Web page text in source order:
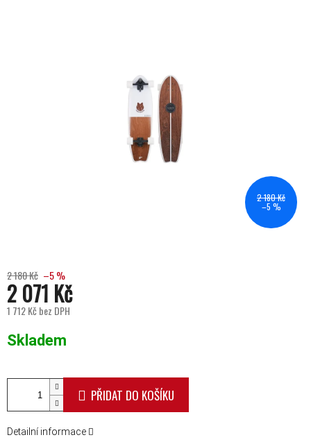
2 180 Kč
–5 %
2 180 Kč –5 %
2 071 Kč
1 712 Kč bez DPH
Skladem
PŘIDAT DO KOŠÍKU
Detailní informace